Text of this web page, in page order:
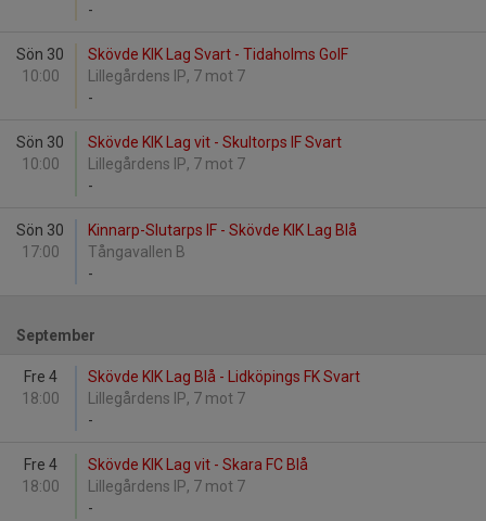
-
Sön 30
10:00
Skövde KIK Lag Svart - Tidaholms GoIF
Lillegårdens IP, 7 mot 7
-
Sön 30
10:00
Skövde KIK Lag vit - Skultorps IF Svart
Lillegårdens IP, 7 mot 7
-
Sön 30
17:00
Kinnarp-Slutarps IF - Skövde KIK Lag Blå
Tångavallen B
-
September
Fre 4
18:00
Skövde KIK Lag Blå - Lidköpings FK Svart
Lillegårdens IP, 7 mot 7
-
Fre 4
18:00
Skövde KIK Lag vit - Skara FC Blå
Lillegårdens IP, 7 mot 7
-